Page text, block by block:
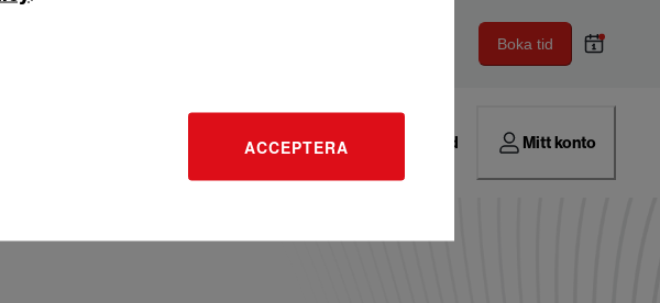
ACCEPTERA
Boka tid
Hitta verkstad Mitt konto